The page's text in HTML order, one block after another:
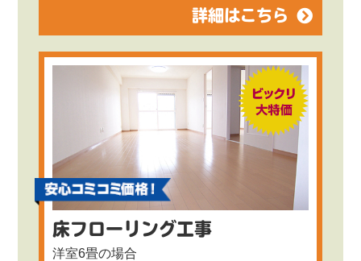
詳細はこちら
床フローリング工事
洋室6畳の場合